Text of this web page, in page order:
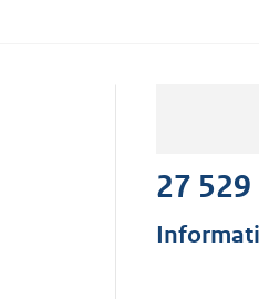
27 529